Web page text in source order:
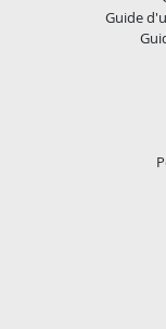
Guide